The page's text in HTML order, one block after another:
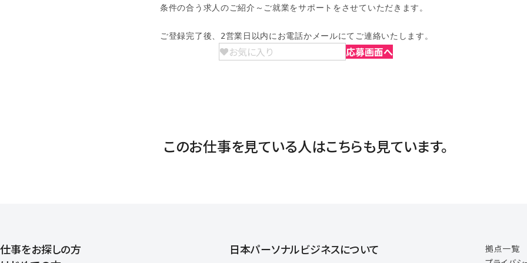
条件の合う求人のご紹介～ご就業をサポートをさせていただきます。
ご登録完了後、2営業日以内にお電話かメールにてご連絡いたします。
お気に入り 応募画面へ
このお仕事を見ている人はこちらも見ています。
仕事をお探しの方
日本パーソナルビジネスについて
拠点一覧